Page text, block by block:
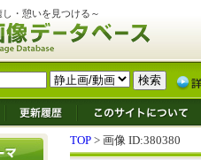
・憩いを見つける～
TOP > 画像 ID:380380